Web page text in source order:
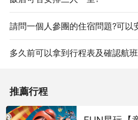
請問一個人參團的住宿問題?可以
多久前可以拿到行程表及確認航
推薦行程